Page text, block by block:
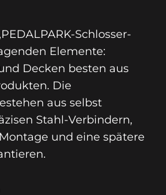
Schlosser-
Elemente:
Decken besten aus
Die
aus selbst
Stahl-Verbindern,
und eine spätere